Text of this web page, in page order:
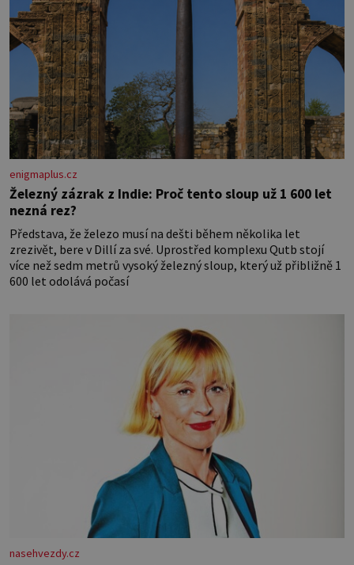
enigmaplus.cz
Železný zázrak z Indie: Proč tento sloup už 1 600 let
nezná rez?
Představa, že železo musí na dešti během několika let
zrezivět, bere v Dillí za své. Uprostřed komplexu Qutb stojí
více než sedm metrů vysoký železný sloup, který už přibližně 1
600 let odolává počasí
nasehvezdy.cz